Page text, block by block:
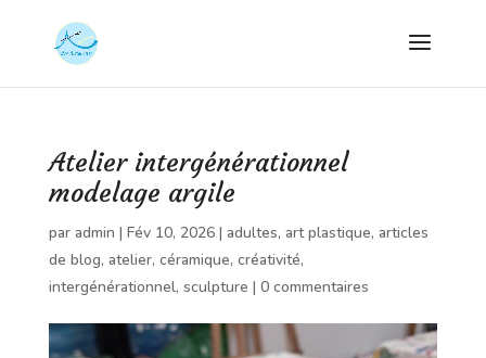
Atelier intergénérationnel
modelage argile
par admin | Fév 10, 2026| adultes, art plastique, articles
de blog, atelier, céramique, créativité,
intergénérationnel, sculpture | 0 commentaires